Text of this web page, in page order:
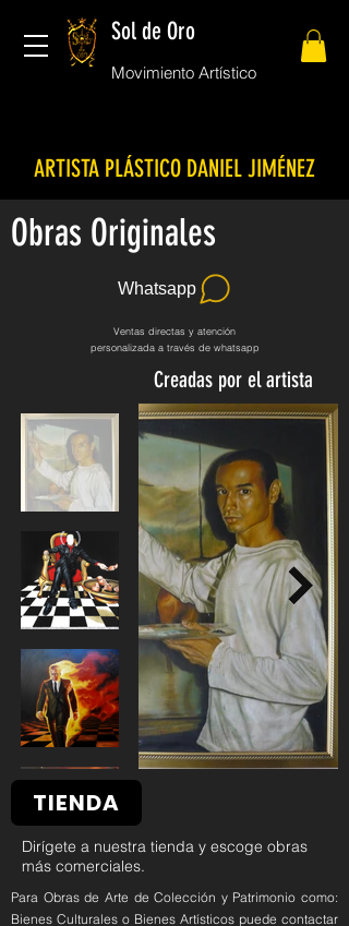
Sol de Oro
Movimiento Artístico
ARTISTA PLÁSTICO DANIEL JIMÉNEZ
Obras Originales
Whatsapp
Ventas directas y atención
personalizada a través de whatsapp
Creadas por el artista
TIENDA
Dirígete a nuestra tienda y escoge obras
más comerciales.
Para Obras de Arte de Colección y Patrimonio como:
Bienes Culturales o Bienes Artísticos puede contactar